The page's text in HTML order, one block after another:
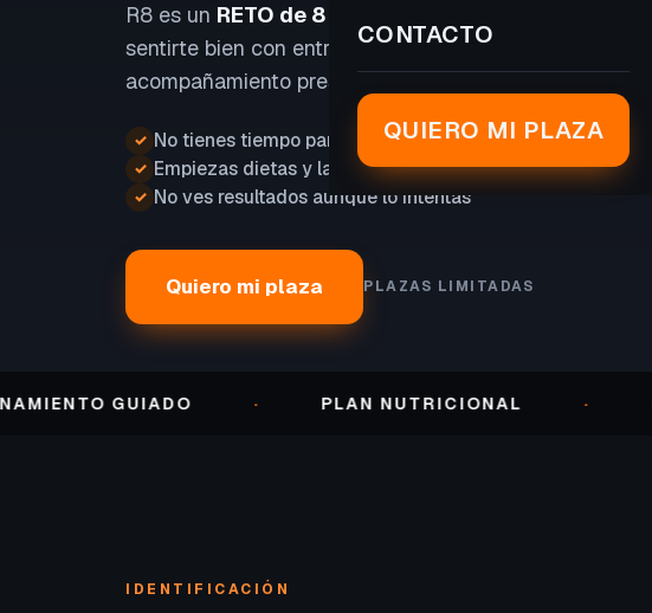
CONTACTO
QUIERO MI PLAZA
R8 es un RETO de 8 SEMANAS
para perder peso,
sentirte bien con entrenamiento, nutrición,
acompañamiento presencial.
✓ No tienes tiempo para entrenar
✓ Empiezas dietas y las abandonas
✓ No ves resultados aunque lo intentas
Quiero mi plaza PLAZAS LIMITADAS
GUIADO · PLAN NUTRICIONAL ·
IDENTIFICACIÓN